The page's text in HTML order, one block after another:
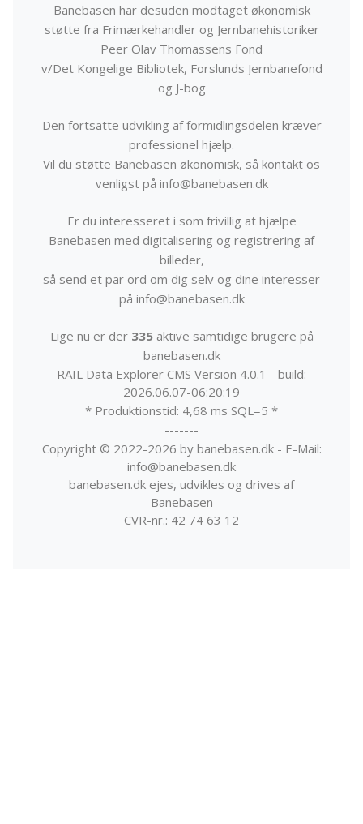
Banebasen har desuden modtaget økonomisk
støtte fra Frimærkehandler og Jernbanehistoriker
Peer Olav Thomassens Fond
v/Det Kongelige Bibliotek, Forslunds Jernbanefond
og J-bog
Den fortsatte udvikling af formidlingsdelen kræver
professionel hjælp.
Vil du støtte Banebasen økonomisk, så kontakt os
venligst på info@banebasen.dk
Er du interesseret i som frivillig at hjælpe
Banebasen med digitalisering og registrering af
billeder,
så send et par ord om dig selv og dine interesser
på info@banebasen.dk
Lige nu er der 335aktive samtidige brugere på
banebasen.dk
RAIL Data Explorer CMS Version 4.0.1 - build:
2026.06.07-06:20:19
* Produktionstid: 4,68 ms SQL=5 *
-------
Copyright © 2022-2026 by banebasen.dk - E-Mail:
info@banebasen.dk
banebasen.dk ejes, udvikles og drives af
Banebasen
CVR-nr.: 42 74 63 12